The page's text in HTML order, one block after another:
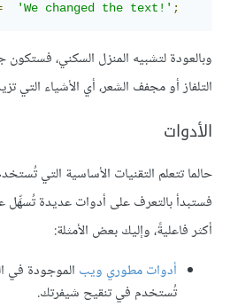
'We changed the text!' ;
وبالعودة لتشبيه المنزل السكني، فستكون
التلفاز أو مجفف الشعر، أي الأشياء التي
الأدوات
حالما تتعلم التقنيات الأساسية التي
فستبدأ بالتعرف على أدوات عديدة تُسهِّل
أكثر فاعليةً، وإليك بعض الأمثلة:
أدوات مطوري ويب الموجودة في
تُستخدم في تنقيح شيفرتك.